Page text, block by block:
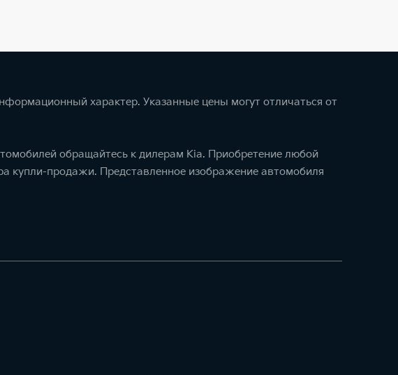
характер. Указанные цены могут отличаться от
обращайтесь к дилерам Kia. Приобретение любой
купли-продажи. Представленное изображение автомобиля